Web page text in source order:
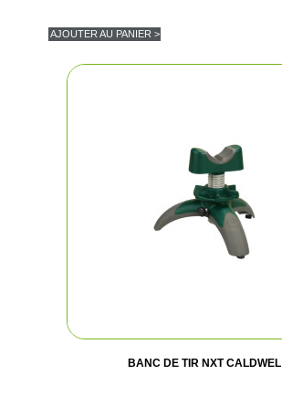
AJOUTER AU PANIER >
BANC DE TIR NXT CALDWEL